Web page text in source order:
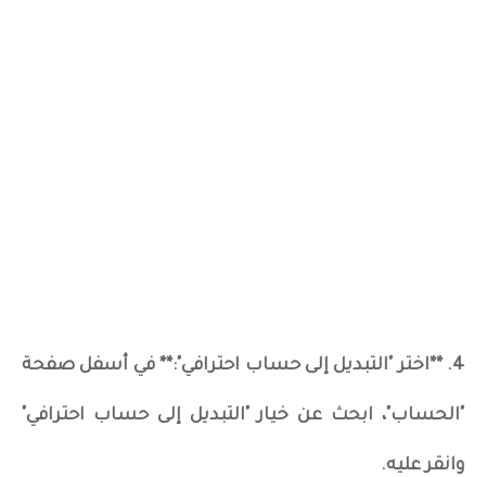
4. **اختر "التبديل إلى حساب احترافي":** في أسفل صفحة
"الحساب"، ابحث عن خيار "التبديل إلى حساب احترافي"
وانقر عليه.